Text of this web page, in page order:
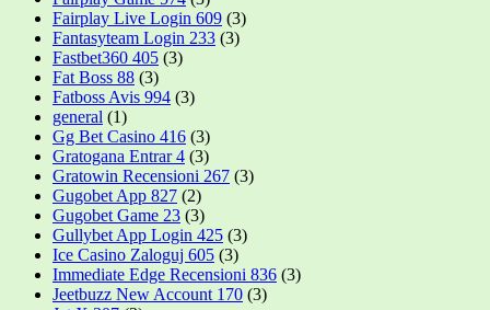
Fairplay Live Login 609 (3)
Fantasyteam Login 233 (3)
Fastbet360 405 (3)
Fat Boss 88 (3)
Fatboss Avis 994 (3)
general (1)
Gg Bet Casino 416 (3)
Gratogana Entrar 4 (3)
Gratowin Recensioni 267 (3)
Gugobet App 827 (2)
Gugobet Game 23 (3)
Gullybet App Login 425 (3)
Ice Casino Zaloguj 605 (3)
Immediate Edge Recensioni 836 (3)
Jeetbuzz New Account 170 (3)